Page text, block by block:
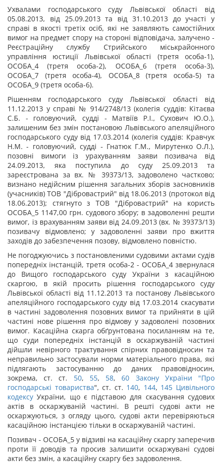
Ухвалами господарського суду Львівської області від
05.08.2013, від 25.09.2013 та від 31.10.2013 до участі у
справі в якості третіх осіб, які не заявляють самостійних
вимог на предмет спору на стороні відповідача, залучено -
Реєстраційну службу Стрийського міськрайонного
управління юстиції Львівської області (третя особа-1),
ОСОБА_4 (третя особа-2), ОСОБА_6 (третя особа-3),
ОСОБА_7 (третя особа-4), ОСОБА_8 (третя особа-5) та
ОСОБА_9 (третя особа-6).
Рішенням господарського суду Львівської області від
11.12.2013 у справі № 914/2748/13 (колегія суддів: Кітаєва
С.Б. - головуючий, судді - Матвіїв Р.І., Сухович Ю.О.),
залишеним без змін постановою Львівського апеляційного
господарського суду від 17.03.2014 (колегія суддів: Кравчук
Н.М. - головуючий, судді - Гнатюк Г.М., Мирутенко О.Л.),
позовні вимоги із урахуванням заяви позивача від
24.09.2013, яка поступила до суду 25.09.2013 та
зареєстрована за вх. № 39373/13, задоволено частково;
визнано недійсним рішення загальних зборів засновників
(учасників) ТОВ "Дібровастрий" від 18.06.2013 (протокол від
18.06.2013); стягнуто з ТОВ "Дібровастрий" на користь
ОСОБА_5 1147,00 грн. судового збору; в задоволенні решти
вимог, із врахуванням заяви від 24.09.2013 (вх. № 39373/13)
позивачу відмовлено; у задоволенні заяви про вжиття
заходів до забезпечення позову, відмовлено повністю.
Не погоджуючись з постановленими судовими актами судів
попередніх інстанцій, третя особа-2 - ОСОБА_4 звернулася
до Вищого господарського суду України з касаційною
скаргою, в якій просить рішення господарського суду
Львівської області від 11.12.2013 та постанову Львівського
апеляційного господарського суду від 17.03.2014 скасувати
в частині задоволення позовних вимог та прийняти в цій
частині нове рішення про відмову у задоволені позовних
вимог. Касаційна скарга обґрунтована посиланням на те,
що суди попередніх інстанцій в оскаржуваній частині
дійшли невірного трактування спірних правовідносин та
неправильно застосували норми матеріального права, які
підлягають застосуванню до даних правовідносин,
зокрема, ст. ст. 50, 55, 58,60 Закону України "Про
господарські товариства", ст. ст. 140, 144, 145 Цивільного
кодексу України, що є підставою для скасування судових
актів в оскаржуваній частині. В решті судові акти не
оскаржуються, з огляду цього, судові акти перевіряються
касаційною інстанцією тільки в оскаржуваній частині.
Позивач - ОСОБА_5 у відзиві на касаційну скаргу заперечив
проти її доводів та просив залишити оскаржувані судові
акти без змін, а касаційну скаргу без задоволення.